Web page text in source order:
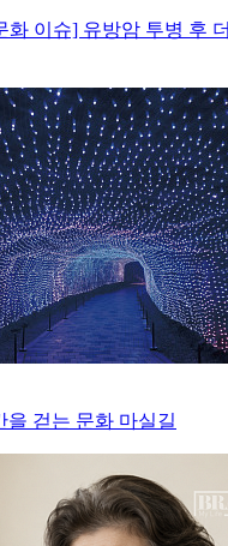
화 이슈] 유방암 투병 후
을 걷는 문화 마실길